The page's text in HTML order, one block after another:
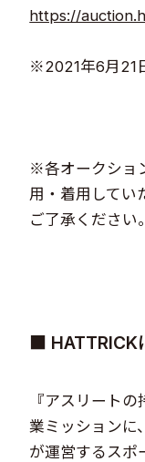
https://
※2021年6月21
※各オークショ
用・着用してい
ご了承ください。​
■ HATTRICK
『アスリート
業ミッションに
が運営するスポ